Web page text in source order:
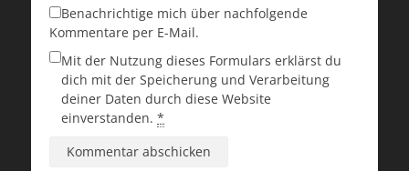
Benachrichtige mich über nachfolgende
Kommentare per E-Mail.
Mit der Nutzung dieses Formulars erklärst du
dich mit der Speicherung und Verarbeitung
deiner Daten durch diese Website
einverstanden. *